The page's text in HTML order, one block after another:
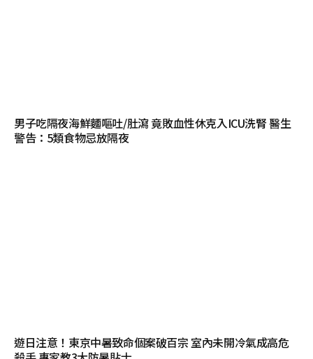
男子吃隔夜海鮮麵嘔吐/肚瀉 竟敗血性休克入ICU洗腎 醫生
警告：5類食物忌放隔夜
遊日注意！東京中暑致命個案破百宗 室內未開冷氣成高危